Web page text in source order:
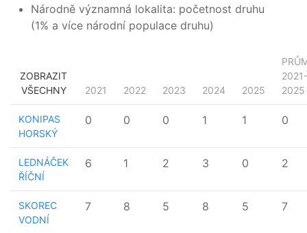
Národně významná lokalita: početnost druhu
(1% a více národní populace druhu)
ZOBRAZIT
VŠECHNY
2021 2022 2023 2024 2025
2021-
2025
KONIPAS
HORSKÝ
0 0 0 1 1 0
LEDNÁČEK
ŘÍČNÍ
6 1 2 3 0 2
SKOREC
VODNÍ
7 8 5 8 5 7